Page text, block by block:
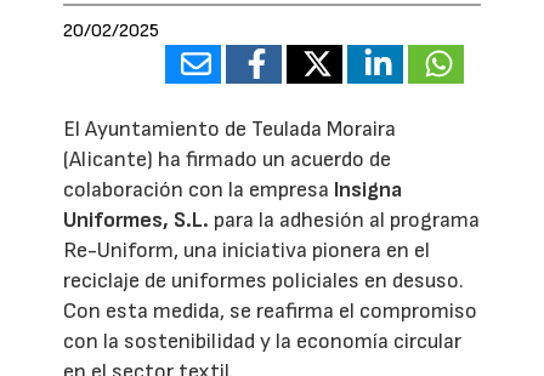
20/02/2025
El Ayuntamiento de Teulada Moraira
(Alicante) ha firmado un acuerdo de
colaboración con la empresa Insigna
Uniformes, S.L. para la adhesión al programa
Re-Uniform, una iniciativa pionera en el
reciclaje de uniformes policiales en desuso.
Con esta medida, se reafirma el compromiso
con la sostenibilidad y la economía circular